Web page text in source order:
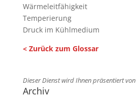
Wärmeleitfähigkeit
Temperierung
Druck im Kühlmedium
< Zurück zum Glossar
Dieser Dienst wird Ihnen präsentiert von
Archiv